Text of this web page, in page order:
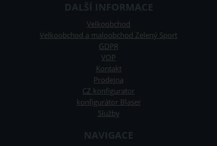
DALŠÍ INFORMACE
Velkoobchod
Velkoobchod a maloobchod Zelený Sport
GDPR
VOP
Kontakt
Prodejna
CZ konfigurator
konfigurátor Blaser
Služby
NAVIGACE